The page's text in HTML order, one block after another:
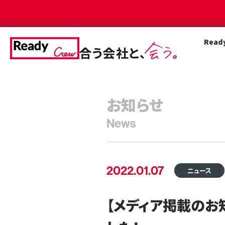
お知らせ
News
2022.01.07 ニュース
【メディア掲載の